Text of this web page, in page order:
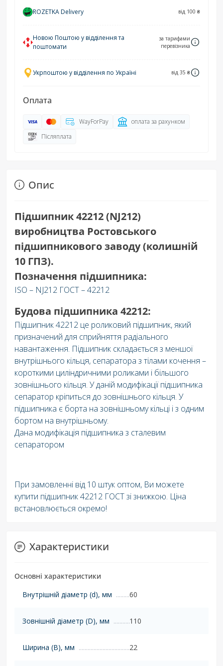
ROZETKA Delivery від 100 ₴
Новою Поштою у відділення та
поштомати
за тарифами
перевізника
Укрпоштою у відділення по Україні від 35 ₴
Оплата
WayForPay
оплата за рахунком
Післяплата
Опис
Підшипник 42212 (NJ212)
виробництва Ростовського
підшипникового заводу (колишній
10 ГПЗ).
Позначення підшипника:
ISO – NJ212 ГОСТ – 42212
Будова підшипника 42212:
Підшипник 42212 це роликовий підшипник, який
призначений для сприйняття радіального
навантаження. Підшипник складається з меншої
внутрішнього кільця, сепаратора з тілами кочення –
короткими циліндричними роликами і більшого
зовнішнього кільця. У даній модифікації підшипника
сепаратор кріпиться до зовнішнього кільця. У
підшипника є борта на зовнішньому кільці і з одним
бортом на внутрішньому.
Дана модифікація підшипника з сталевим
сепаратором
При замовленні від 10 штук оптом, Ви можете
купити підшипник 42212 ГОСТ зі знижкою. Ціна
встановлюється окремо!
Характеристики
Основні характеристики
Внутрішній діаметр (d), мм
60
Зовнішній діаметр (D), мм 110
Ширина (B), мм 22